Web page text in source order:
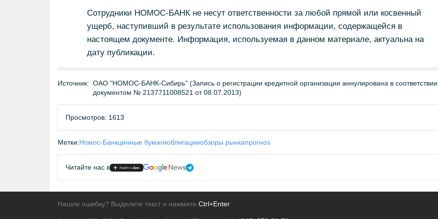
Сотрудники НОМОС-БАНК не несут ответственности за любой прямой или косвенный
ущерб, наступивший в результате использования информации, содержащейся в
настоящем документе. Информация, используемая в данном материале, актуальна на
дату публикации.
Источник: ОАО "НОМОС-БАНК-Сибирь" (Запись о регистрации кредитной организации аннулирована в
документом № 2137711008521 от 08.07.2013)
Просмотров: 1613
Метки:Номос-Банкценные бумагиоблигацииобзоры рынкапрогноз
Читайте нас в
Нашли ошибку? Выделите текст и нажмите Ctrl+Enter